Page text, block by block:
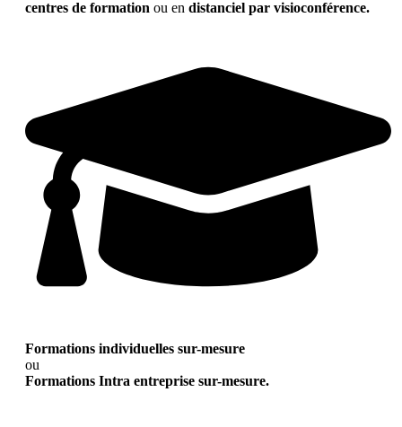
centres de formation ou en distanciel par visioconférence.
Formations individuelles sur-mesure
ou
Formations Intra entreprise sur-mesure.